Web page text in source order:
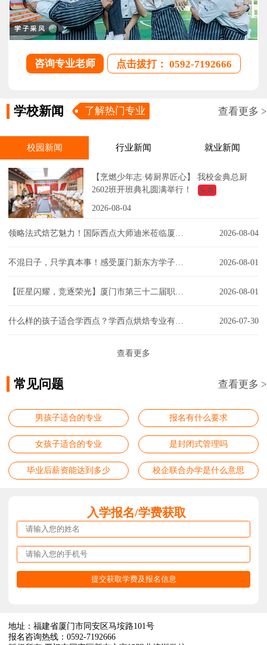
咨询专业老师 点击拔打： 0592-7192666
学校新闻 了解热门专业 查看更多 >
校园新闻 行业新闻 就业新闻
【烹燃少年志·铸厨界匠心】 我校金典总厨
2602班开班典礼圆满举行！
头条
2026-08-04
2026-08-04
2026-08-01
2026-08-01
2026-07-30
查看更多
常见问题 查看更多 >
男孩子适合的专业 报名有什么要求
女孩子适合的专业 是封闭式管理吗
毕业后薪资能达到多少 校企联合办学是什么意思
入学报名/学费获取
地址：福建省厦门市同安区马垵路101号
报名咨询热线：0592-7192666